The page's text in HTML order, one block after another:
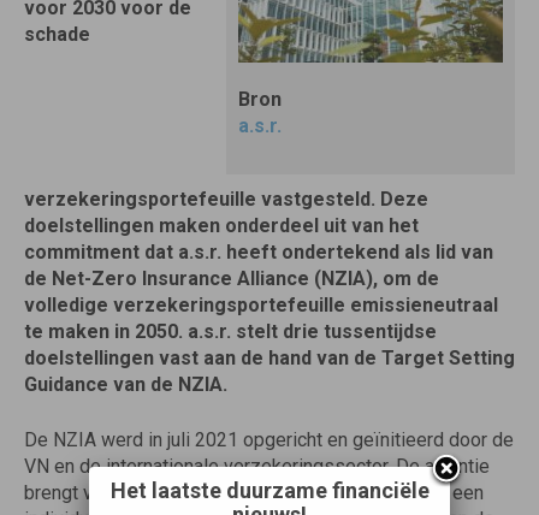
Bron
a.s.r.
voor 2030 voor de
schade
verzekeringsportefeuille vastgesteld. Deze
doelstellingen maken onderdeel uit van het
commitment dat a.s.r. heeft ondertekend als lid van
de Net-Zero Insurance Alliance (NZIA), om de
volledige verzekeringsportefeuille emissieneutraal
te maken in 2050. a.s.r. stelt drie tussentijdse
doelstellingen vast aan de hand van de Target Setting
Guidance van de NZIA.
De NZIA werd in juli 2021 opgericht en geïnitieerd door de
VN en de internationale verzekeringssector. De alliantie
brengt verzekeraars en herverzekeraars bijeen om een
Het laatste duurzame financiële